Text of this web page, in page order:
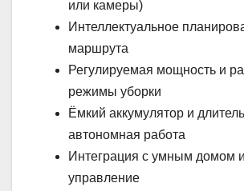
или камеры)
Интеллектуальное
маршрута
Регулируемая мощность и
режимы уборки
Ёмкий аккумулятор и
автономная работа
Интеграция с умным домом
управление